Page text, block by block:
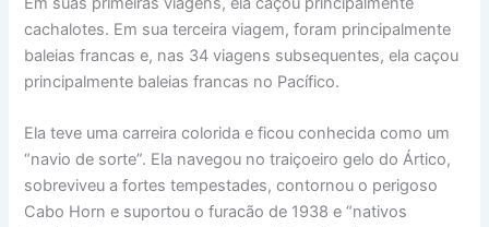
cachalotes. Em sua terceira viagem, foram principalmente
baleias francas e, nas 34 viagens subsequentes, ela caçou
principalmente baleias francas no Pacífico.
Ela teve uma carreira colorida e ficou conhecida como um
“navio de sorte”. Ela navegou no traiçoeiro gelo do Ártico,
sobreviveu a fortes tempestades, contornou o perigoso
Cabo Horn e suportou o furacão de 1938 e “nativos